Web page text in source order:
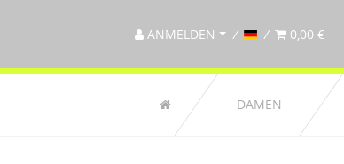
ANMELDEN 0,00 €
DAMEN